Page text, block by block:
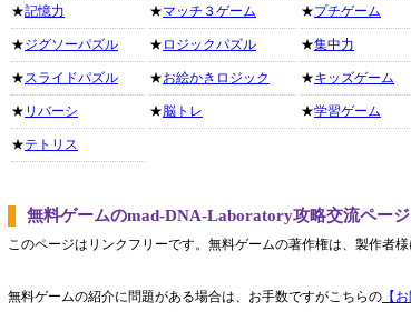
★記憶力
★ジグソーパズル
★スライドパズル
★ リバーシ
★テトリス
★マッチ３ゲーム
★ ロジックパズル
★お絵かきロジック
★脳トレ
★プチゲーム
★集中力
★キッズゲーム
★学習ゲーム
無料ゲームのmad-DNA-Laboratory攻略交流ペー
このページはリンクフリーです。無料ゲームの著作権は、製作者様
無料ゲームの紹介に問題がある場合は、お手数ですがこちらの 【